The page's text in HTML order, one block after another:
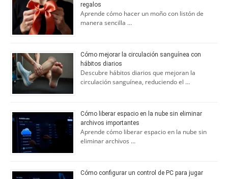
regalos
Aprende cómo hacer un moño con listón de
manera sencilla …
Cómo mejorar la circulación sanguínea con
hábitos diarios
Descubre hábitos diarios que mejoran la
circulación sanguínea, reduciendo el …
Cómo liberar espacio en la nube sin eliminar
archivos importantes
Aprende cómo liberar espacio en la nube sin
eliminar archivos …
Cómo configurar un control de PC para jugar